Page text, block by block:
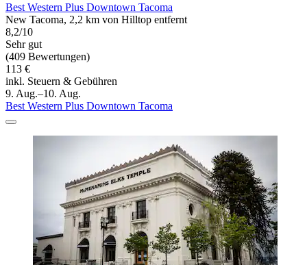
Best Western Plus Downtown Tacoma
New Tacoma, 2,2 km von Hilltop entfernt
8,2/10
Sehr gut
(409 Bewertungen)
113 €
inkl. Steuern & Gebühren
9. Aug.–10. Aug.
Best Western Plus Downtown Tacoma